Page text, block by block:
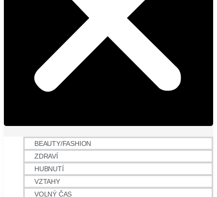
BEAUTY/FASHION
ZDRAVÍ
HUBNUTÍ
VZTAHY
VOLNÝ ČAS